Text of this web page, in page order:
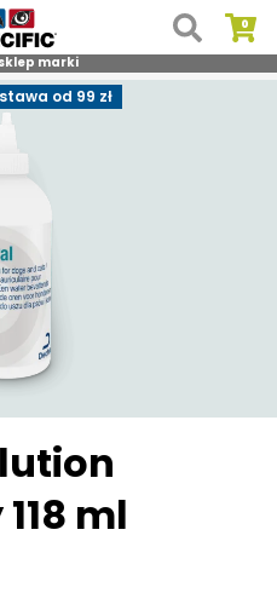
marki
od 99 zł
ml